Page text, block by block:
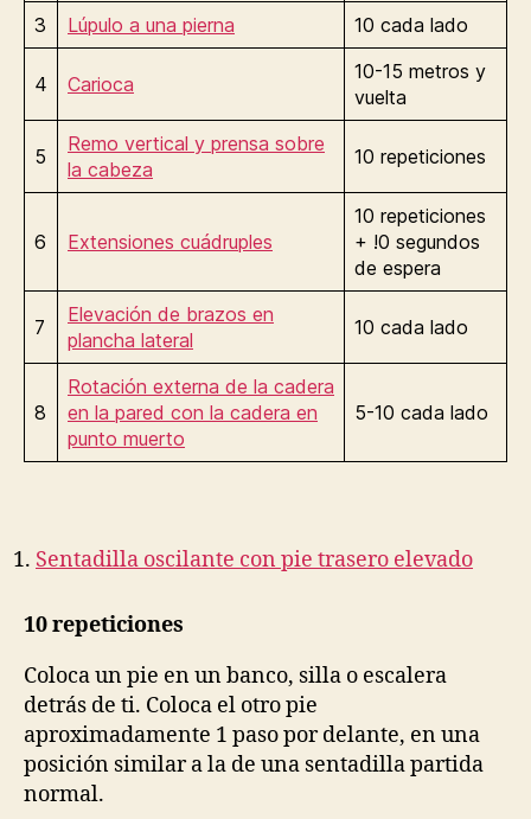
3
Lúpulo a una pierna 10 cada lado
4 Carioca
10-15 metros y
vuelta
5
Remo vertical y prensa sobre
la cabeza
10 repeticiones
6 Extensiones cuádruples
10 repeticiones
+ !0 segundos
de espera
7
Elevación de brazos en
plancha lateral
10 cada lado
8
Rotación externa de la cadera
en la pared con la cadera en
punto muerto
5-10 cada lado
Sentadilla oscilante con pie trasero elevado
10 repeticiones
Coloca un pie en un banco, silla o escalera
detrás de ti. Coloca el otro pie
aproximadamente 1 paso por delante, en una
posición similar a la de una sentadilla partida
normal.